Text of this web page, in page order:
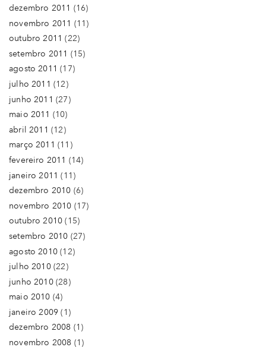
dezembro 2011 (16)
novembro 2011 (11)
outubro 2011 (22)
setembro 2011 (15)
agosto 2011 (17)
julho 2011 (12)
junho 2011 (27)
maio 2011 (10)
abril 2011 (12)
março 2011 (11)
fevereiro 2011 (14)
janeiro 2011 (11)
dezembro 2010 (6)
novembro 2010 (17)
outubro 2010 (15)
setembro 2010 (27)
agosto 2010(12)
julho 2010(22)
junho 2010(28)
maio 2010 (4)
janeiro 2009 (1)
dezembro 2008 (1)
novembro 2008 (1)